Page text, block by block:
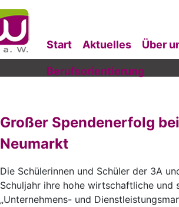
Start Aktuelles Über
Berufsorientierung
Großer Spendenerfolg
Neumarkt
Die Schülerinnen und Schüler der 3A
Schuljahr ihre hohe wirtschaftliche und
„Unternehmens- und